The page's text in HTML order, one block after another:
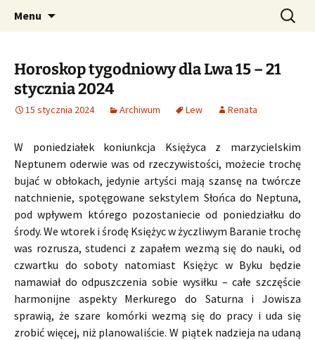
CzaroMarowy horoskop
dzienny, miesięczny i
tygodniowy
Profesjonalne przepowiednie astrologiczne
Menu Szukaj:
Horoskop tygodniowy dla Lwa 15 – 21
stycznia 2024
15 stycznia 2024 Archiwum Lew Renata
W poniedziałek koniunkcja Księżyca z marzycielskim
Neptunem oderwie was od rzeczywistości, możecie trochę
bujać w obłokach, jedynie artyści mają szansę na twórcze
natchnienie, spotęgowane sekstylem Słońca do Neptuna,
pod wpływem którego pozostaniecie od poniedziałku do
środy. We wtorek i środę Księżyc w życzliwym Baranie trochę
was rozrusza, studenci z zapałem wezmą się do nauki, od
czwartku do soboty natomiast Księżyc w Byku będzie
namawiał do odpuszczenia sobie wysiłku – całe szczęście
harmonijne aspekty Merkurego do Saturna i Jowisza
sprawią, że szare komórki wezmą się do pracy i uda się
zrobić więcej, niż planowaliście. W piątek nadzieja na udaną